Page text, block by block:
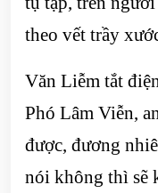
theo vết trầy
Văn Liễm tắt
Phó Lâm Viễn,
được, đương
nói không thì sẽ